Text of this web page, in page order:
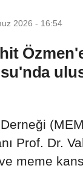
2026 - 16:54
Prof. Dr.
meme